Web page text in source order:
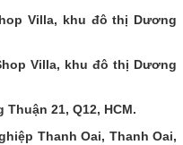
Villa, khu đô thị Dương
Villa, khu đô thị Dương
21, Q12, HCM.
Thanh Oai, Thanh Oai,